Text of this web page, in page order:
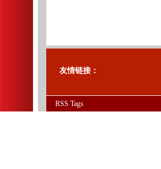
友情链接：
RSS Tags